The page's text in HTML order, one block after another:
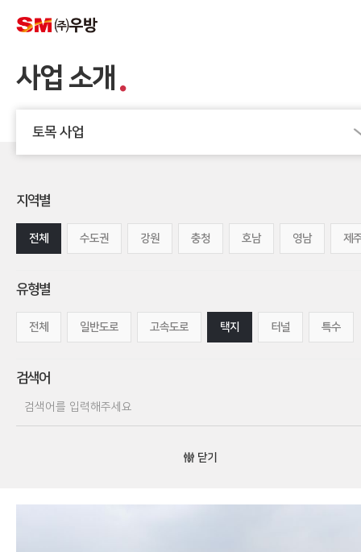
사업 소개
토목 사업
지역별
전체 수도권 강원 충청 호남 영남 제
유형별
전체 일반도로 고속도로 택지 터널 특수
검색어
닫기